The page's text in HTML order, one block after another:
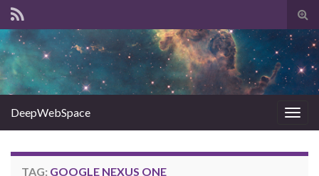
DeepWebSpace
TAG: GOOGLE NEXUS ONE